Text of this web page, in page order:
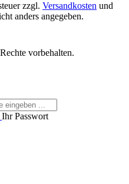
zzgl. Versandkosten und
anders angegeben.
vorbehalten.
Ihr Passwort